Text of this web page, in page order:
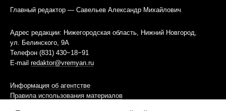
Главный редактор — Савельев Александр Михайлович
Адрес редакции: Нижегородская область, Нижний Новгород,
ул. Белинского, 9А
Телефон (831) 430−18−91
E-mail redaktor@vremyan.ru
Информация об агентстве
Правила использования материалов